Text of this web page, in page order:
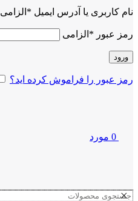
نام کاربری یا آدرس ایمیل * الزامی
رمز عبور * الزامی
ورود
رمز عبور را فراموش کرده اید؟
0 مورد